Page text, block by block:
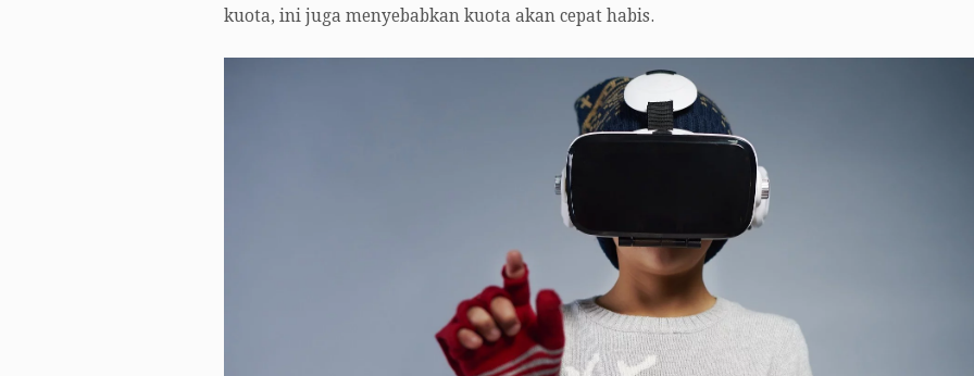
kuota, ini juga menyebabkan kuota akan cepat habis.